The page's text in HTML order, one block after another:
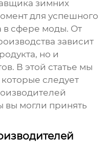
зимних
для успешного
в сфере моды. От
зависит
но и
В этой статье мы
следует
вы могли принять